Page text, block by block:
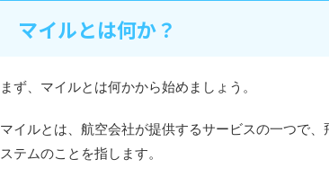
マイルとは何か？
まず、マイルとは何かから始めましょう。
マイルとは、航空会社が提供するサービスの一つで
ステムのことを指します。